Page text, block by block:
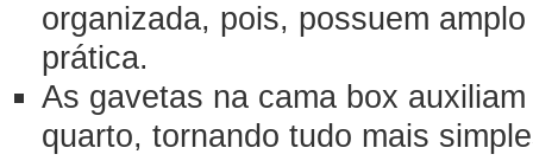
organizada, pois, possuem
prática.
As gavetas na cama box
quarto, tornando tudo mais